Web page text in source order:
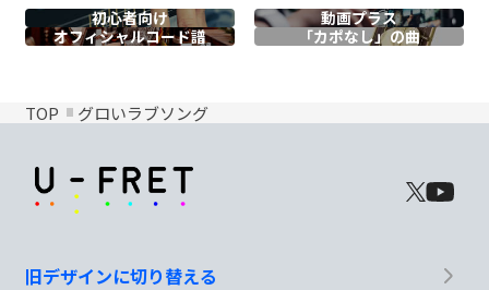
初心者向け
動画プラス
オフィシャルコード譜 「カポなし」の曲
TOP グロいラブソング
旧デザインに切り替える